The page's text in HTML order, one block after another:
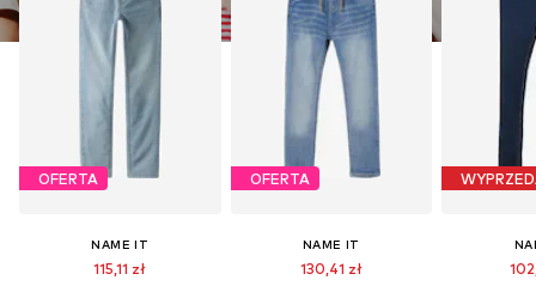
OFERTA
NAME IT
115,11 zł
OFERTA
NAME IT
130,41 zł